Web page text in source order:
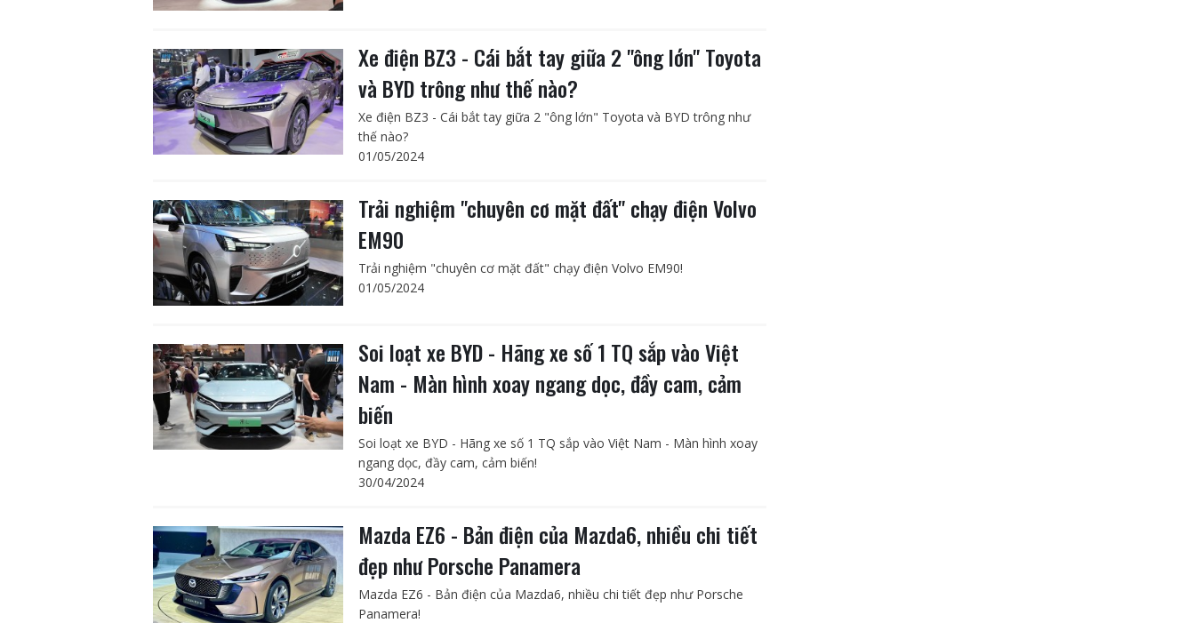
Xe điện BZ3 - Cái bắt tay giữa 2 "ông lớn" Toyota
và BYD trông như thế nào?
Xe điện BZ3 - Cái bắt tay giữa 2 "ông lớn" Toyota và BYD trông như
thế nào?
01/05/2024
Trải nghiệm "chuyên cơ mặt đất" chạy điện Volvo
EM90
Trải nghiệm "chuyên cơ mặt đất" chạy điện Volvo EM90!
01/05/2024
Soi loạt xe BYD - Hãng xe số 1 TQ sắp vào Việt
Nam - Màn hình xoay ngang dọc, đầy cam, cảm
biến
Soi loạt xe BYD - Hãng xe số 1 TQ sắp vào Việt Nam - Màn hình xoay
ngang dọc, đầy cam, cảm biến!
30/04/2024
Mazda EZ6 - Bản điện của Mazda6, nhiều chi tiết
đẹp như Porsche Panamera
Mazda EZ6 - Bản điện của Mazda6, nhiều chi tiết đẹp như Porsche
Panamera!